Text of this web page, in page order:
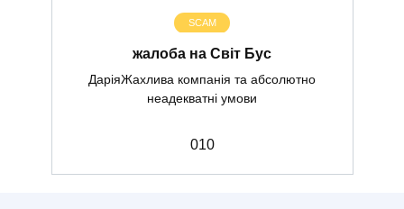
SCAM
жалоба на Світ Бус
ДаріяЖахлива компанія та абсолютно
неадекватні умови
010